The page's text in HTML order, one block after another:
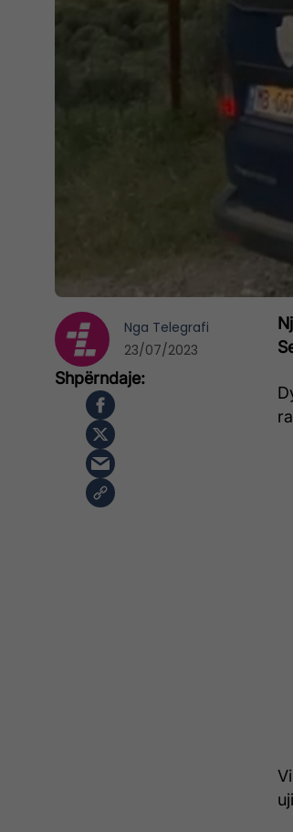
Nga Telegrafi
23/07/2023